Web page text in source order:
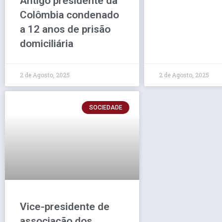
Colômbia condenado
a 12 anos de prisão
domiciliária
2 de Agosto, 2025 2 de Agosto, 2025
SOCIEDADE
Vice-presidente de